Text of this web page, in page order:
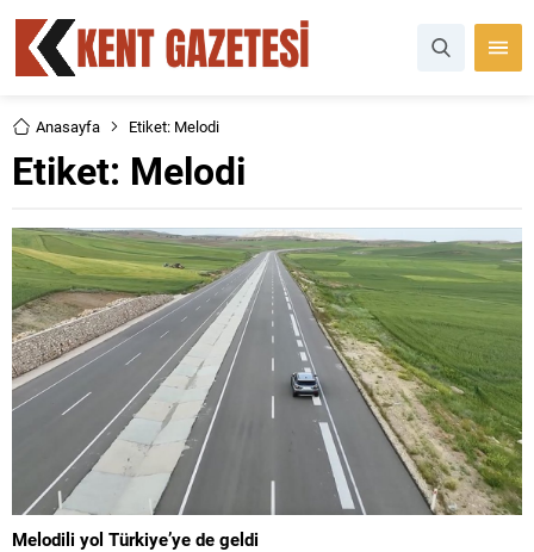
Anasayfa Etiket: Melodi
Etiket: Melodi
Melodili yol Türkiye’ye de geldi